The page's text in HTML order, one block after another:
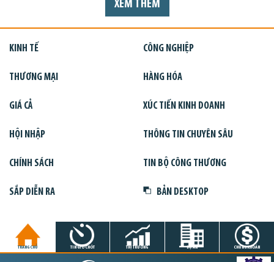
XEM THÊM
KINH TẾ CÔNG NGHIỆP
THƯƠNG MẠI HÀNG HÓA
GIÁ CẢ XÚC TIẾN KINH DOANH
HỘI NHẬP THÔNG TIN CHUYÊN SÂU
CHÍNH SÁCH TIN BỘ CÔNG THƯƠNG
SẮP DIỄN RA BẢN DESKTOP
TRANG CHỦ TIN GIỜ CHÓT THỊ TRƯỜNG DỰ ÁN CHỨNG KHOÁN